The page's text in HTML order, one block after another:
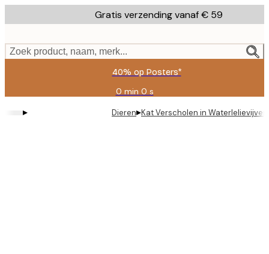
to
content.
Gratis verzending vanaf € 59
Zoek product, naam, merk...
40% op Posters*
0 min 0 s
Geldig
tot:
2026-
▸ Dieren▸Kat Verscholen in Waterlelievijver